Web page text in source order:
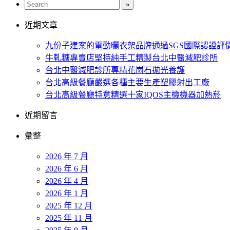
近期文章
九份子建案的電動曬衣架品牌通過SGS國際認證評
牛軋糖專賣店堅持純手工精製台北中醫減肥診所
台北中醫減肥診所專精花崗石拋光養護
台北高級餐廳嚴選各種主要生產塑膠射出工廠
台北高級餐廳特意精選十家IQOS主機機器加熱菸
近期留言
彙整
2026 年 7 月
2026 年 6 月
2026 年 4 月
2026 年 1 月
2025 年 12 月
2025 年 11 月